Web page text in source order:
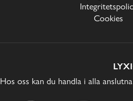
Cookies
Hos oss kan du handla i alla